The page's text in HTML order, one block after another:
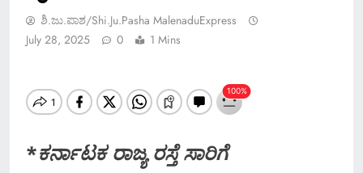
ಶಿ.ಜು.ಪಾಶ/Shi.ju.pasha MalenaduExpress
July 28, 2025
0 1 Mins
*ಕರ್ನಾಟಕ ರಾಜ್ಯ ರಸ್ತೆ ಸಾರಿಗೆ